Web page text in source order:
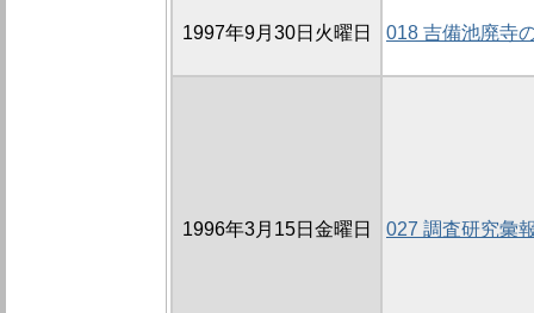
1997年9月30日火曜日 018 吉備池廃寺
1996年3月15日金曜日 027 調査研究彙